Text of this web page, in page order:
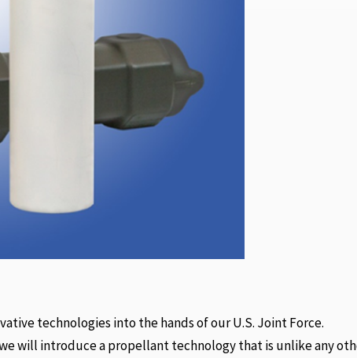
technologies into the hands of our U.S. Joint Force.
will introduce a propellant technology that is unlike any